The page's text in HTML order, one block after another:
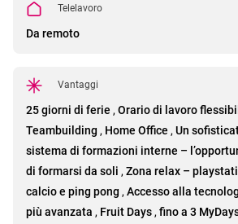
Telelavoro
Da remoto
Vantaggi
25 giorni di ferie , Orario di lavoro
Teambuilding , Home Office , Un
sistema di formazioni interne –
di formarsi da soli , Zona relax –
calcio e ping pong , Accesso alla
più avanzata , Fruit Days , fino a 3